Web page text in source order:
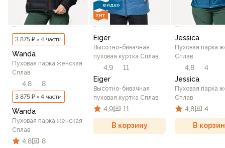
3 875 ₽ × 4 части
Wanda
Пуховая парка женская
Сплав
4,8 8
3 875 ₽ × 4 части
Wanda
Пуховая парка женская
Сплав
4,8 8
ВИДЕО
ХИТ
Eiger
Высотно-бивачная
пуховая куртка Сплав
4,9
11
Eiger
Высотно-бивачная
пуховая куртка Сплав
4,9 11
В корзину
Jessica
Пуховая парка
Сплав
4,8
4
Jessica
Пуховая парка
Сплав
4,8 4
В